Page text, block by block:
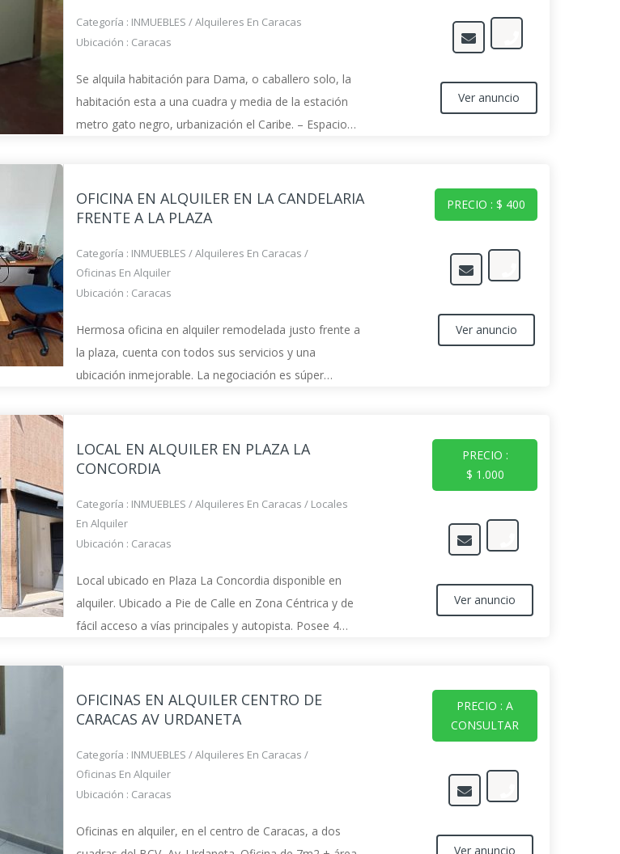
Ver anuncio
Categoría : INMUEBLES /Alquileres En Caracas
Ubicación : Caracas
Se alquila habitación para Dama, o caballero solo, la
habitación esta a una cuadra y media de la estación
metro gato negro, urbanización el Caribe. – Espacio
PRECIO : $ 400
Ver anuncio
OFICINA EN ALQUILER EN LA CANDELARIA
FRENTE A LA PLAZA
Categoría : INMUEBLES /Alquileres En Caracas /
Oficinas En Alquiler
Ubicación : Caracas
Hermosa oficina en alquiler remodelada justo frente a
la plaza, cuenta con todos sus servicios y una
ubicación inmejorable. La negociación es súper
PRECIO :
$ 1.000
Ver anuncio
LOCAL EN ALQUILER EN PLAZA LA
CONCORDIA
Categoría : INMUEBLES /Alquileres En Caracas / Locales
En Alquiler
Ubicación : Caracas
Local ubicado en Plaza La Concordia disponible en
alquiler. Ubicado a Pie de Calle en Zona Céntrica y de
fácil acceso a vías principales y autopista. Posee 4
PRECIO : A
CONSULTAR
Ver anuncio
OFICINAS EN ALQUILER CENTRO DE
CARACAS AV URDANETA
Categoría : INMUEBLES /Alquileres En Caracas /
Oficinas En Alquiler
Ubicación : Caracas
Oficinas en alquiler, en el centro de Caracas, a dos